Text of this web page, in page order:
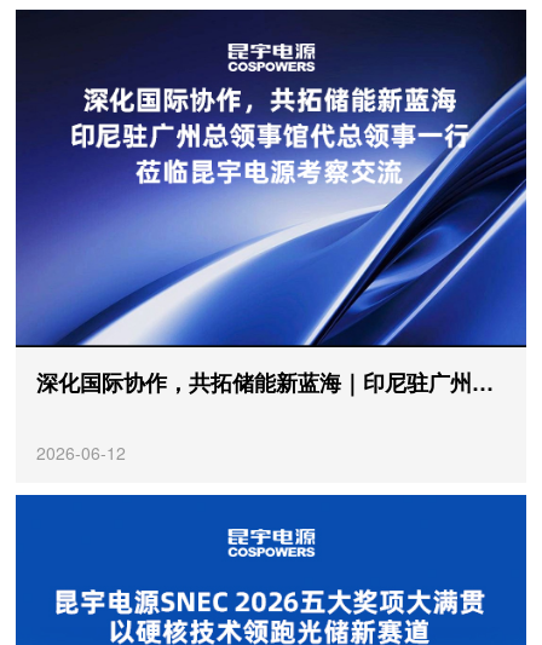
深化国际协作，共拓储能新蓝海｜印尼驻广州总领事馆代总领事一行莅临昆宇电源考察交流
2026-06-12